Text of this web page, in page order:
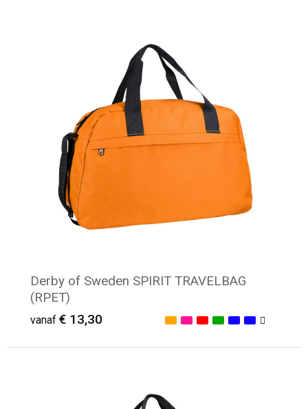
Minimale afname: 8
Derby of Sweden SPIRIT TRAVELBAG
(RPET)
vanaf € 13,30
Minimale afname: 8